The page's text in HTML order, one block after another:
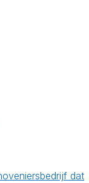
dat